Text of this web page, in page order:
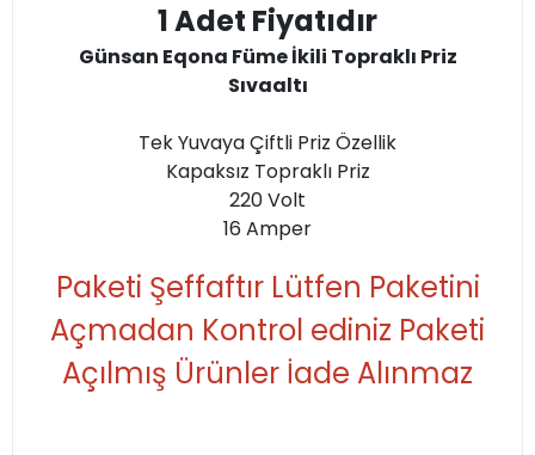
1 Adet Fiyatıdır
Günsan Eqona Füme İkili Topraklı Priz
Sıvaaltı
Tek Yuvaya Çiftli Priz Özellik
Kapaksız Topraklı Priz
220 Volt
16 Amper
Paketi Şeffaftır Lütfen Paketini
Açmadan Kontrol ediniz Paketi
Açılmış Ürünler İade Alınmaz